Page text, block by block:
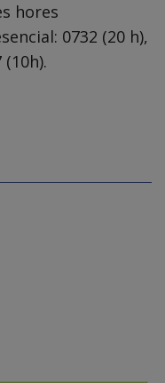
hores
0732 (20 h),
(10h).